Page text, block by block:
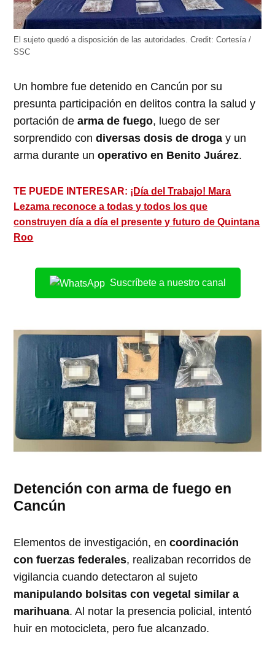
El sujeto quedó a disposición de las autoridades.Credit: Cortesía /
SSC
Un hombre fue detenido en Cancún por su
presunta participación en delitos contra la salud y
portación dearma de fuego, luego de ser
sorprendido condiversas dosis de droga y un
arma durante unoperativo en Benito Juárez.
TE PUEDE INTERESAR: ¡Día del Trabajo! Mara
Lezama reconoce a todas y todos los que
construyen día a día el presente y futuro de Quintana
Roo
Suscríbete a nuestro canal
Detención con arma de fuego en
Cancún
Elementos de investigación, encoordinación
con fuerzas federales, realizaban recorridos de
vigilancia cuando detectaron al sujeto
manipulando bolsitas con vegetal similar a
marihuana. Al notar la presencia policial, intentó
huir en motocicleta, pero fue alcanzado.